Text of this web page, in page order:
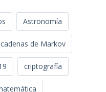
Astronomía
cadenas de Markov
criptografía